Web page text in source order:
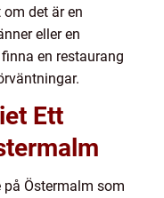
det är en
eller en
en restaurang
Ett
på Östermalm som